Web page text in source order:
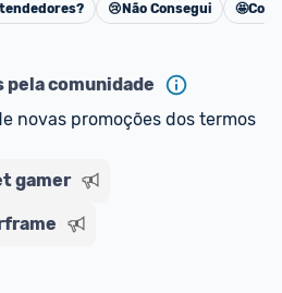
Cancelar
😢 Não Consegui 🤩
comunidade
novas promoções dos termos
gamer